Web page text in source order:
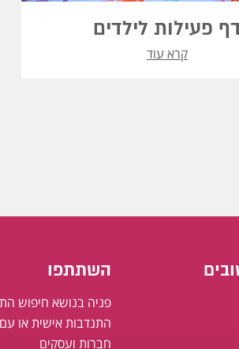
פעילות לילדים
קרא עוד
השתתפו
פניה בנושא חיפוש
התנדבות אישית או
חברות ועסקים